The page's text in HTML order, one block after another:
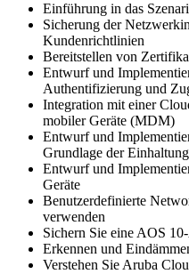
Einführung in das
Sicherung der
Kundenrichtlinien
Bereitstellen von
Entwurf und
Authentifizierung und
Integration mit einer
mobiler Geräte (MDM)
Entwurf und
Grundlage der
Entwurf und
Geräte
Benutzerdefinierte
verwenden
Sichern Sie eine AOS
Erkennen und
Verstehen Sie Aruba